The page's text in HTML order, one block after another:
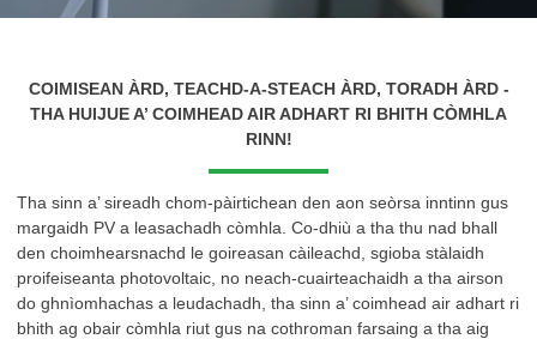
COIMISEAN ÀRD, TEACHD-A-STEACH ÀRD, TORADH ÀRD -
THA HUIJUE A’ COIMHEAD AIR ADHART RI BHITH CÒMHLA
RINN!
Tha sinn a’ sireadh chom-pàirtichean den aon seòrsa inntinn gus
margaidh PV a leasachadh còmhla. Co-dhiù a tha thu nad bhall
den choimhearsnachd le goireasan càileachd, sgioba stàlaidh
proifeiseanta photovoltaic, no neach-cuairteachaidh a tha airson
do ghnìomhachas a leudachadh, tha sinn a’ coimhead air adhart ri
bhith ag obair còmhla riut gus na cothroman farsaing a tha aig